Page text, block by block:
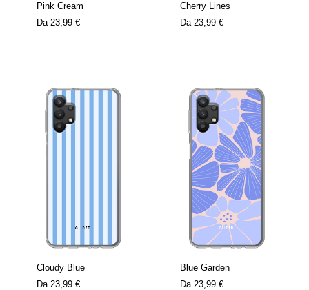
Pink Cream
Da 23,99 €
Cherry Lines
Da 23,99 €
Cloudy Blue
Da 23,99 €
Blue Garden
Da 23,99 €